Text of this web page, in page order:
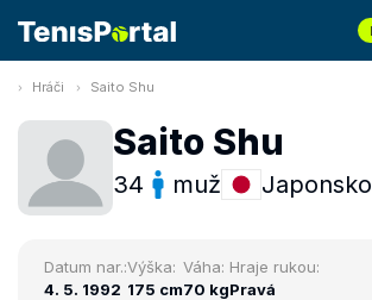
Hráči Saito Shu
Saito Shu
34 muž Japonsko
Datum nar.:
4. 5. 1992
Výška:
175 cm
Váha:
70 kg
Hraje rukou:
Pravá